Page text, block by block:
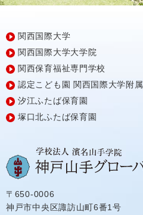
関西国際大学
関西国際大学大学院
関西保育福祉専門学校
認定こども園 関西国際大学附属
汐江ふたば保育園
塚口北ふたば保育園
〒650-0006
神戸市中央区諏訪山町6番1号